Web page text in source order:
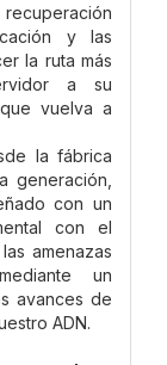
y las
la ruta más
a su
vuelva a
la fábrica
generación,
con un
con el
amenazas
un
avances de
ADN.